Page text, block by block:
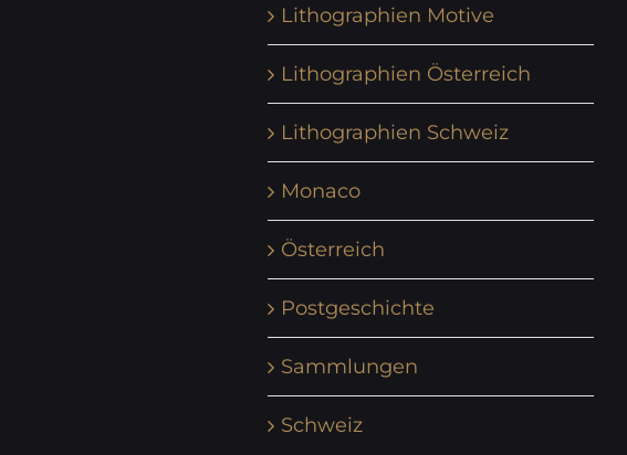
Lithographien Motive
Lithographien Österreich
Lithographien Schweiz
Monaco
Österreich
Postgeschichte
Sammlungen
Schweiz